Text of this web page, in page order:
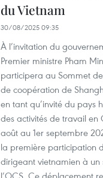
du Vietnam
30/08/2025 09:35
À l’invitation du
Premier ministre Pham
participera au Sommet
de coopération de
en tant qu’invité du pays
des activités de travail en
août au 1er septembre
la première participation
dirigeant vietnamien à un
l’OCS. Ce déplacement